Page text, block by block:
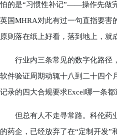
怕的是“习惯性补记”——操作先做
英国MHRA对此有过一句直指要害
原则落在纸上好看，落到地上，就
行业内三条常见的数字化路径，
软件验证周期动辄十八到二十四
记录的四大合规要求Excel哪一条都
但总有人不走寻常路。科伦药
的药企，已经放弃了在“定制开发”